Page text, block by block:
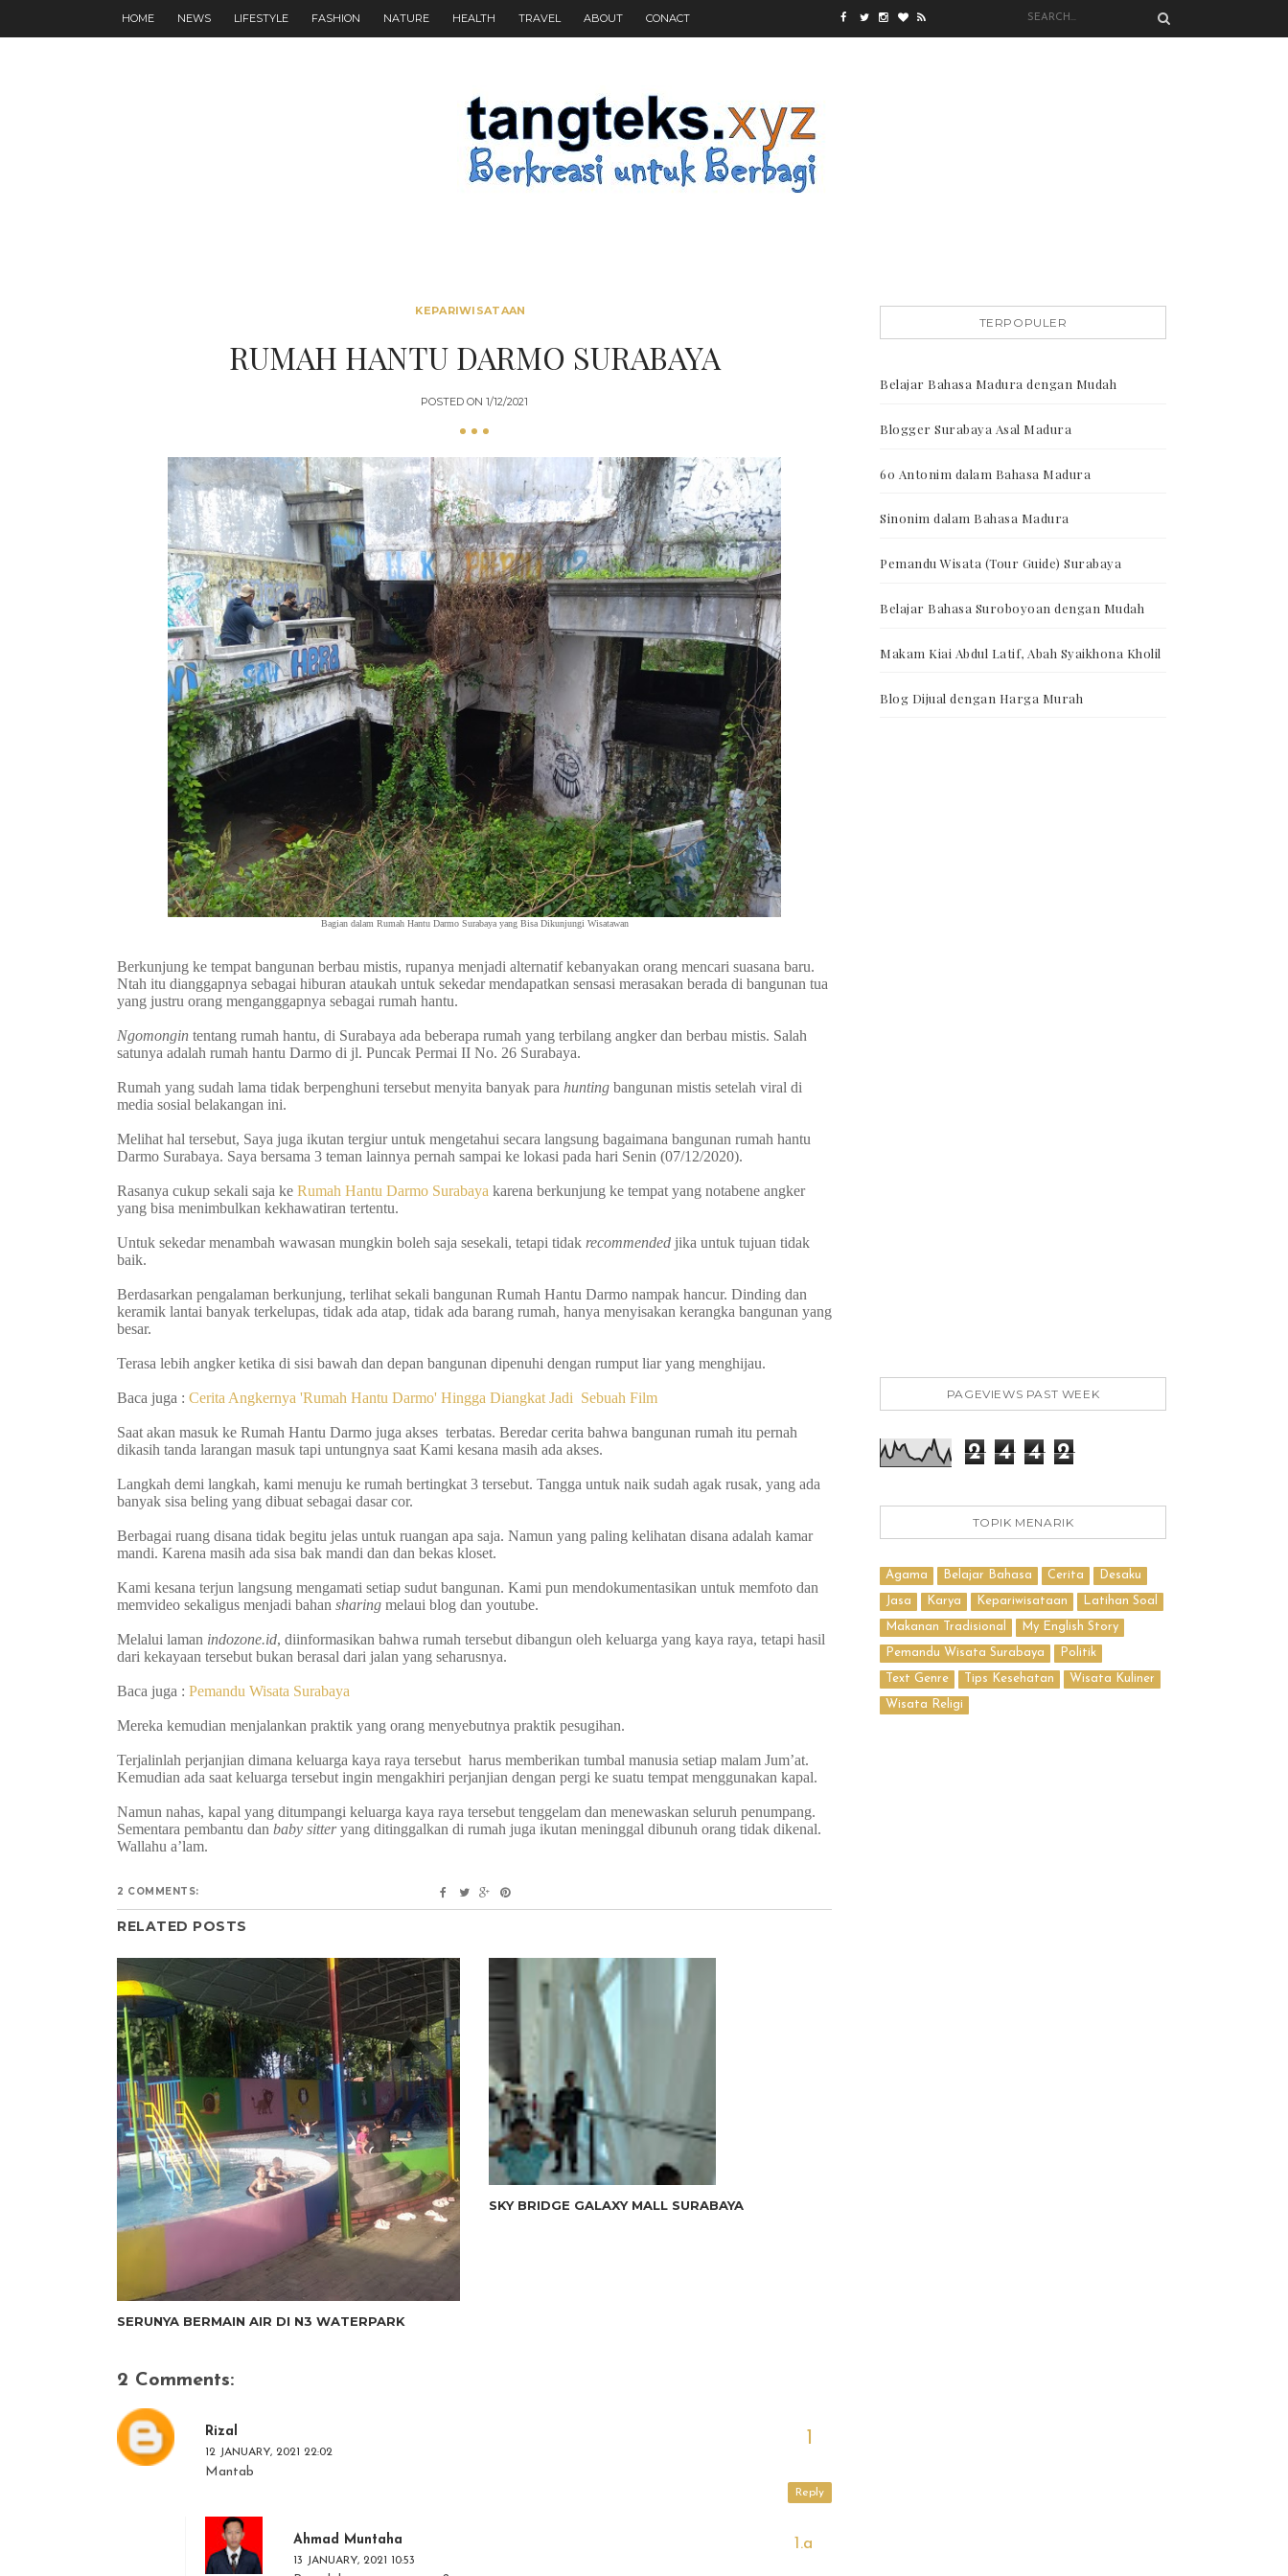
HOME NEWS LIFESTYLE FASHION NATURE HEALTH TRAVEL ABOUT CONACT
KEPARIWISATAAN
RUMAH HANTU DARMO SURABAYA
POSTED ON 1/12/2021
Bagian dalam Rumah Hantu Darmo Surabaya yang Bisa Dikunjungi Wisatawan
Berkunjung ke tempat bangunan berbau mistis, rupanya menjadi alternatif kebanyakan orang mencari suasana baru.
Ntah itu dianggapnya sebagai hiburan ataukah untuk sekedar mendapatkan sensasi merasakan berada di bangunan tua
yang justru orang menganggapnya sebagai rumah hantu.
Ngomongin tentang rumah hantu, di Surabaya ada beberapa rumah yang terbilang angker dan berbau mistis. Salah
satunya adalah rumah hantu Darmo di jl. Puncak Permai II No. 26 Surabaya.
Rumah yang sudah lama tidak berpenghuni tersebut menyita banyak para hunting bangunan mistis setelah viral di
media sosial belakangan ini.
Melihat hal tersebut, Saya juga ikutan tergiur untuk mengetahui secara langsung bagaimana bangunan rumah hantu
Darmo Surabaya. Saya bersama 3 teman lainnya pernah sampai ke lokasi pada hari Senin (07/12/2020).
Rasanya cukup sekali saja ke Rumah Hantu Darmo Surabaya karena berkunjung ke tempat yang notabene angker
yang bisa menimbulkan kekhawatiran tertentu.
Untuk sekedar menambah wawasan mungkin boleh saja sesekali, tetapi tidak recommended jika untuk tujuan tidak
baik.
Berdasarkan pengalaman berkunjung, terlihat sekali bangunan Rumah Hantu Darmo nampak hancur. Dinding dan
keramik lantai banyak terkelupas, tidak ada atap, tidak ada barang rumah, hanya menyisakan kerangka bangunan yang
besar.
Terasa lebih angker ketika di sisi bawah dan depan bangunan dipenuhi dengan rumput liar yang menghijau.
Baca juga : Cerita Angkernya 'Rumah Hantu Darmo' Hingga Diangkat Jadi Sebuah Film
Saat akan masuk ke Rumah Hantu Darmo juga akses terbatas. Beredar cerita bahwa bangunan rumah itu pernah
dikasih tanda larangan masuk tapi untungnya saat Kami kesana masih ada akses.
Langkah demi langkah, kami menuju ke rumah bertingkat 3 tersebut. Tangga untuk naik sudah agak rusak, yang ada
banyak sisa beling yang dibuat sebagai dasar cor.
Berbagai ruang disana tidak begitu jelas untuk ruangan apa saja. Namun yang paling kelihatan disana adalah kamar
mandi. Karena masih ada sisa bak mandi dan dan bekas kloset.
Kami kesana terjun langsung mengamati setiap sudut bangunan. Kami pun mendokumentasikan untuk memfoto dan
memvideo sekaligus menjadi bahan sharing melaui blog dan youtube.
Melalui laman indozone.id, diinformasikan bahwa rumah tersebut dibangun oleh keluarga yang kaya raya, tetapi hasil
dari kekayaan tersebut bukan berasal dari jalan yang seharusnya.
Baca juga : Pemandu Wisata Surabaya
Mereka kemudian menjalankan praktik yang orang menyebutnya praktik pesugihan.
Terjalinlah perjanjian dimana keluarga kaya raya tersebut harus memberikan tumbal manusia setiap malam Jum’at.
Kemudian ada saat keluarga tersebut ingin mengakhiri perjanjian dengan pergi ke suatu tempat menggunakan kapal.
Namun nahas, kapal yang ditumpangi keluarga kaya raya tersebut tenggelam dan menewaskan seluruh penumpang.
Sementara pembantu dan baby sitteryang ditinggalkan di rumah juga ikutan meninggal dibunuh orang tidak dikenal.
Wallahu a’lam.
2 COMMENTS:
RELATED POSTS
SERUNYA BERMAIN AIR DI N3 WATERPARK
SKY BRIDGE GALAXY MALL SURABAYA
2 Comments:
Rizal
12 JANUARY, 2021 22:02
Mantab
Reply
Ahmad Muntaha
13 JANUARY, 2021 10:53
TERPOPULER
Belajar Bahasa Madura dengan Mudah
Blogger Surabaya Asal Madura
60 Antonim dalam Bahasa Madura
Sinonim dalam Bahasa Madura
Pemandu Wisata (Tour Guide) Surabaya
Belajar Bahasa Suroboyoan dengan Mudah
Makam Kiai Abdul Latif, Abah Syaikhona Kholil
Blog Dijual dengan Harga Murah
PAGEVIEWS PAST WEEK
2 4 4 2
TOPIK MENARIK
Agama Belajar Bahasa Cerita Desaku
Jasa Karya Kepariwisataan Latihan Soal
Makanan Tradisional My English Story
Pemandu Wisata Surabaya Politik
Text Genre Tips Kesehatan Wisata Kuliner
Wisata Religi